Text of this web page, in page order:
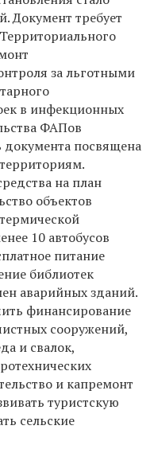
Документ требует
за льготными
в инфекционных
ФАПов
документа посвящена
на план
объектов
10 автобусов
питание
библиотек
аварийных зданий.
финансирование
сооружений,
и свалок,
и капремонт
туристскую
сельские